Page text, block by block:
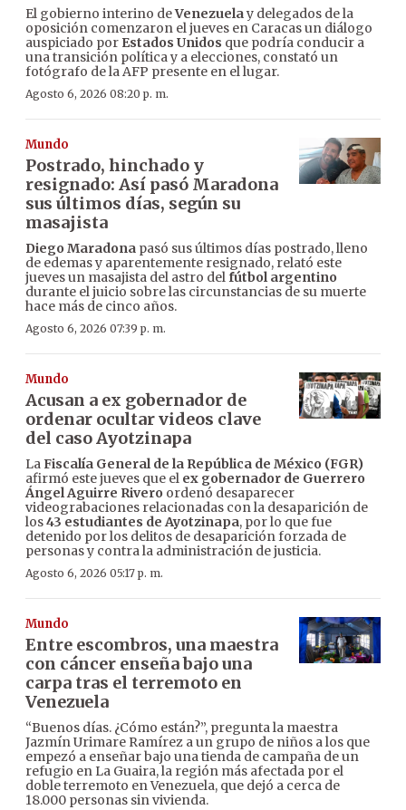
El gobierno interino deVenezuelay delegados de la
oposición comenzaron el jueves en Caracas un diálogo
auspiciado por Estados Unidos que podría conducir a
una transición política y a elecciones, constató un
fotógrafo de la AFP presente en el lugar.
Agosto 6, 2026 08:20 p. m.
Mundo
Postrado, hinchado y
resignado: Así pasó Maradona
sus últimos días, según su
masajista
Diego Maradona pasó sus últimos días postrado, lleno
de edemas y aparentemente resignado, relató este
jueves un masajista del astro delfútbol argentino
durante el juicio sobre las circunstancias de su muerte
hace más de cinco años.
Agosto 6, 2026 07:39 p. m.
Mundo
Acusan a ex gobernador de
ordenar ocultar videos clave
del caso Ayotzinapa
LaFiscalía General de la República de México (FGR)
afirmó este jueves que el ex gobernador de Guerrero
Ángel Aguirre Rivero ordenó desaparecer
videograbaciones relacionadas con la desaparición de
los43 estudiantes de Ayotzinapa, por lo que fue
detenido por los delitos de desaparición forzada de
personas y contra la administración de justicia.
Agosto 6, 2026 05:17 p. m.
Mundo
Entre escombros, una maestra
con cáncer enseña bajo una
carpa tras el terremoto en
Venezuela
“Buenos días. ¿Cómo están?”, pregunta la maestra
Jazmín Urimare Ramírez a un grupo de niños a los que
empezó a enseñar bajo una tienda de campaña de un
refugio en La Guaira, la región más afectada por el
doble terremoto en Venezuela, que dejó a cerca de
18.000 personas sin vivienda.